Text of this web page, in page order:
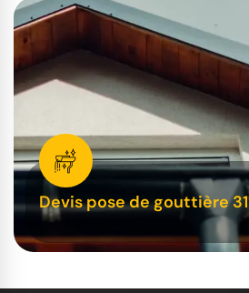
Devis pose de gouttière 31